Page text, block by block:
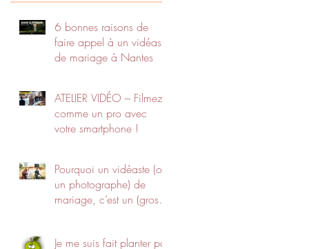
6 bonnes raisons de
faire appel à un vidéaste
de mariage à Nantes
ATELIER VIDÉO – Filmez
comme un pro avec
votre smartphone !
Pourquoi un vidéaste (ou
un photographe) de
mariage, c’est un (gros)
Je me suis fait planter par